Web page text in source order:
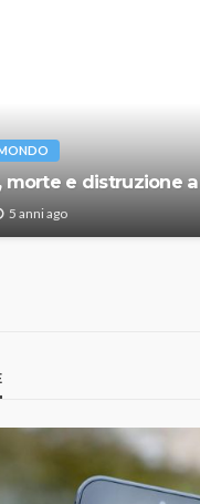
morte e distruzione
5 anni ago